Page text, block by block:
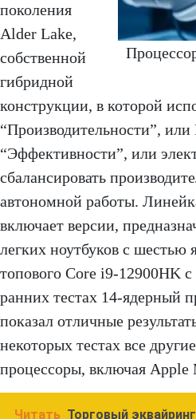
поколения
Alder Lake,
собственной
гибридной
конструкции, в которой
“Производительности”, или
“Эффективности”, или
сбалансировать
автономной работы.
включает версии,
легких ноутбуков с шестью
топового Core i9-12900HK
ранних тестах 14-ядерный
показал отличные
некоторых тестах все
процессоры, включая Apple
Читать Торговый